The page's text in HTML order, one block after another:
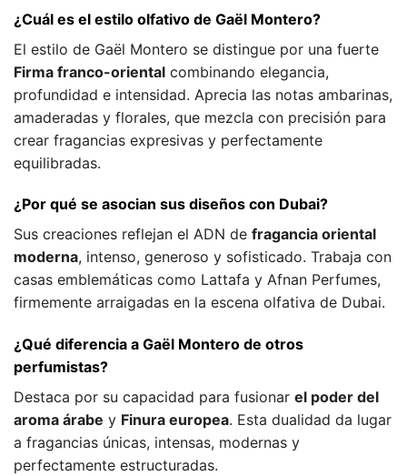
¿Cuál es el estilo olfativo de Gaël Montero?
El estilo de Gaël Montero se distingue por una fuerte
Firma franco-oriental combinando elegancia,
profundidad e intensidad. Aprecia las notas ambarinas,
amaderadas y florales, que mezcla con precisión para
crear fragancias expresivas y perfectamente
equilibradas.
¿Por qué se asocian sus diseños con Dubai?
Sus creaciones reflejan el ADN de fragancia oriental
moderna, intenso, generoso y sofisticado. Trabaja con
casas emblemáticas como Lattafa y Afnan Perfumes,
firmemente arraigadas en la escena olfativa de Dubai.
¿Qué diferencia a Gaël Montero de otros
perfumistas?
Destaca por su capacidad para fusionar el poder del
aroma árabe y Finura europea. Esta dualidad da lugar
a fragancias únicas, intensas, modernas y
perfectamente estructuradas.